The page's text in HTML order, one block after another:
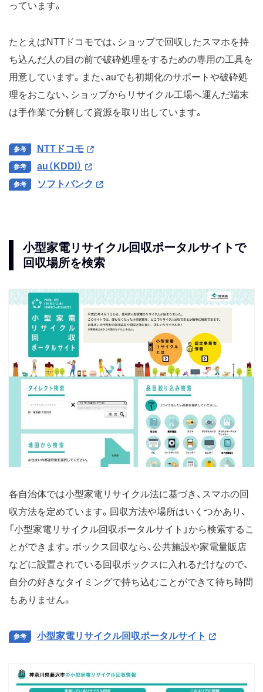
っています。
たとえばNTTドコモでは、ショップで回収したスマホを持
ち込んだ人の目の前で破砕処理をするための専用の工具を
用意しています。また、auでも初期化のサポートや破砕処
理をおこない、ショップからリサイクル工場へ運んだ端末
は手作業で分解して資源を取り出しています。
NTTドコモ
au（KDDI）
ソフトバンク
小型家電リサイクル回収ポータルサイトで
回収場所を検索
各自治体では小型家電リサイクル法に基づき、スマホの回
収方法を定めています。回収方法や場所はいくつかあり、
「小型家電リサイクル回収ポータルサイト」から検索するこ
とができます。ボックス回収なら、公共施設や家電量販店
などに設置されている回収ボックスに入れるだけなので、
自分の好きなタイミングで持ち込むことができて待ち時間
もありません。
小型家電リサイクル回収ポータルサイト